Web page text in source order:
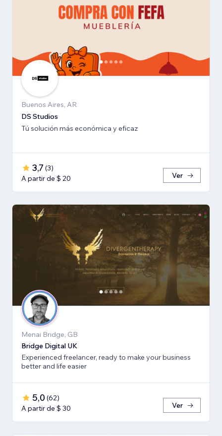
Buenos Aires, AR
DS Studios
Tú solución más económica y eficaz
3,7 (3)
A partir de $ 20
Ver
Menai Bridge, GB
Bridge Digital UK
Experienced freelancer, ready to make your business
better and life easier
5,0 (62)
A partir de $ 30
Ver